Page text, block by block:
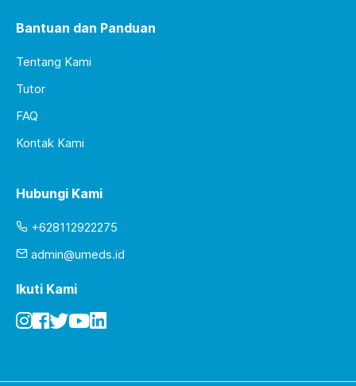
Bantuan dan Panduan
Tentang Kami
Tutor
FAQ
Kontak Kami
Hubungi Kami
+628112922275
admin@umeds.id
Ikuti Kami